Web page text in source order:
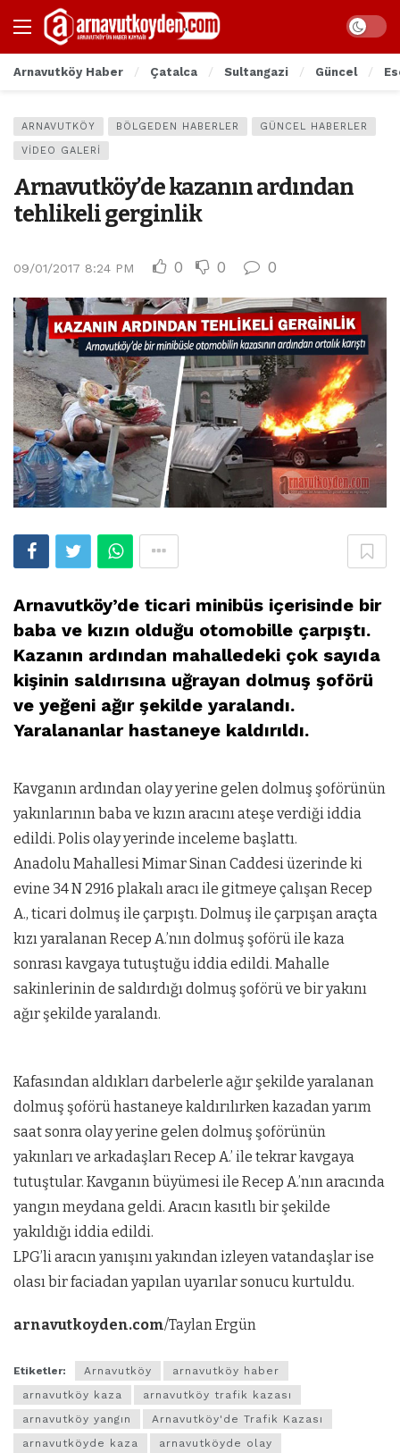
Arnavutköy Haber Çatalca Sultangazi Güncel
ARNAVUTKÖY BÖLGEDEN HABERLER GÜNCEL HABERLER
VIDEO GALERI
Arnavutköy’de kazanın ardından
tehlikeli gerginlik
09/01/2017 8:24 PM 0 0 0
Arnavutköy’de ticari minibüs içerisinde bir
baba ve kızın olduğu otomobille çarpıştı.
Kazanın ardından mahalledeki çok sayıda
kişinin saldırısına uğrayan dolmuş şoförü
ve yeğeni ağır şekilde yaralandı.
Yaralananlar hastaneye kaldırıldı.
Kavganın ardından olay yerine gelen dolmuş şoförünün
yakınlarının baba ve kızın aracını ateşe verdiği iddia
edildi. Polis olay yerinde inceleme başlattı.
Anadolu Mahallesi Mimar Sinan Caddesi üzerinde ki
evine 34 N 2916 plakalı aracı ile gitmeye çalışan Recep
A., ticari dolmuş ile çarpıştı. Dolmuş ile çarpışan araçta
kızı yaralanan Recep A.’nın dolmuş şoförü ile kaza
sonrası kavgaya tutuştuğu iddia edildi. Mahalle
sakinlerinin de saldırdığı dolmuş şoförü ve bir yakını
ağır şekilde yaralandı.
Kafasından aldıkları darbelerle ağır şekilde yaralanan
dolmuş şoförü hastaneye kaldırılırken kazadan yarım
saat sonra olay yerine gelen dolmuş şoförünün
yakınları ve arkadaşları Recep A.’ ile tekrar kavgaya
tutuştular. Kavganın büyümesi ile Recep A.’nın aracında
yangın meydana geldi. Aracın kasıtlı bir şekilde
yakıldığı iddia edildi.
LPG’li aracın yanışını yakından izleyen vatandaşlar ise
olası bir faciadan yapılan uyarılar sonucu kurtuldu.
arnavutkoyden.com/Taylan Ergün
Etiketler: Arnavutköy
arnavutköy haber
arnavutköy kaza
arnavutköy trafik kazası
arnavutköy yangın
Arnavutköy'de Trafik Kazası
arnavutköyde kaza
arnavutköyde olay